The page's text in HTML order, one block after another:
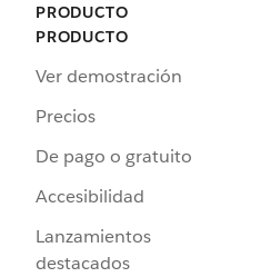
PRODUCTO
PRODUCTO
Ver demostración
Precios
De pago o gratuito
Accesibilidad
Lanzamientos
destacados